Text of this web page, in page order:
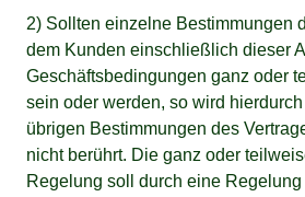
2) Sollten einzelne Bestimmungen
dem Kunden einschließlich dieser
Geschäftsbedingungen ganz oder
sein oder werden, so wird
übrigen Bestimmungen des
nicht berührt. Die ganz oder
Regelung soll durch eine Regelung